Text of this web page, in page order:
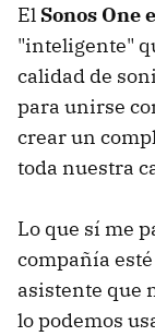
El Sonos One
"inteligente"
calidad de
para unirse
crear un
toda nuestra
Lo que sí me
compañía
asistente que
lo podemos